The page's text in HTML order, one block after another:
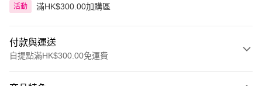
活動 滿HK$300.00加購區
付款與運送
自提點滿HK$300.00免運費